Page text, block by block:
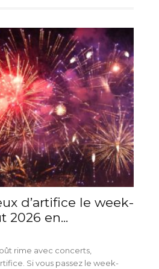
d’artifice le week-
2026 en...
rime avec concerts,
Si vous passez le week-